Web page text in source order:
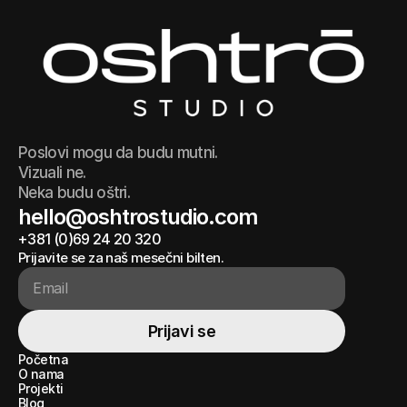
Poslovi mogu da budu mutni.
Vizuali ne.
Neka budu oštri.
hello@oshtrostudio.com
hello@oshtrostudio.com
+381 (0)69 24 20 320
+381 (0)69 24 20 320
Prijavite se za naš mesečni bilten.
Prijavi se
Prijavi se
Početna
Početna
O nama
O nama
Projekti
Projekti
Blog